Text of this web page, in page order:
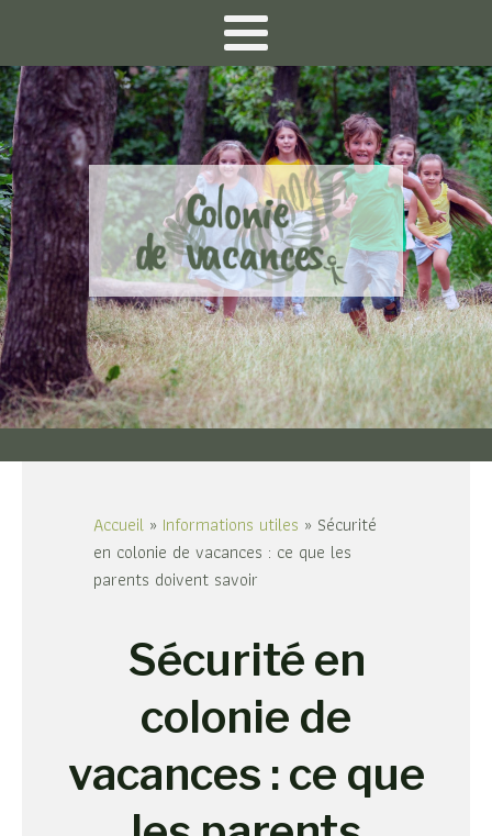
Accueil » Informations utiles » Sécurité
en colonie de vacances : ce que les
parents doivent savoir
Sécurité en
colonie de
vacances : ce que